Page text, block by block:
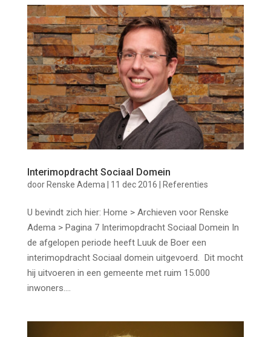
Interimopdracht Sociaal Domein
door Renske Adema 11 dec 2016 Referenties
U bevindt zich hier: Home > Archieven voor Renske
Adema > Pagina 7 Interimopdracht Sociaal Domein In
de afgelopen periode heeft Luuk de Boer een
interimopdracht Sociaal domein uitgevoerd. Dit mocht
hij uitvoeren in een gemeente met ruim 15.000
inwoners....